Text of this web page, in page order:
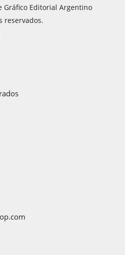
Gráfico Editorial Argentino
reservados.